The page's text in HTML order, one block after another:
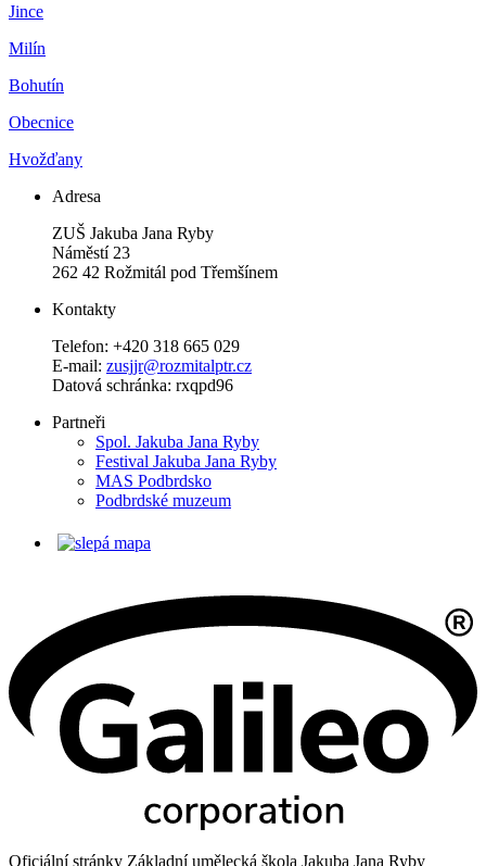
Jince
Milín
Bohutín
Obecnice
Hvožďany
Adresa
ZUŠ Jakuba Jana Ryby
Náměstí 23
262 42 Rožmitál pod Třemšínem
Kontakty
Telefon: +420 318 665 029
E-mail: zusjjr@rozmitalptr.cz
Datová schránka: rxqpd96
Partneři
Spol. Jakuba Jana Ryby
Festival Jakuba Jana Ryby
MAS Podbrdsko
Podbrdské muzeum
Oficiální stránky Základní umělecká škola Jakuba Jana Ryby